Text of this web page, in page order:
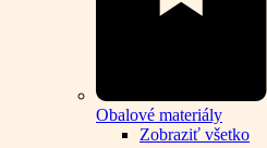
Obalové materiály
Zobraziť všetko